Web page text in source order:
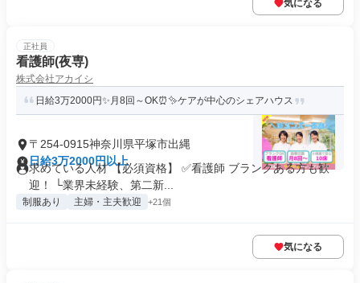
気になる
正社員
看護師(夜専)
株式会社アカイシ
日給3万2000円✨月8回～OK⏰✨ケアが中心のシェアハウス
〒254-0915神奈川県平塚市出縄
日給3万2000円以上
求めている人材 【必須資格】 ✅看護師 ブランクある方も歓
迎！ └業界未経験、第二新...
制服あり 主婦・主夫歓迎 +21個
気になる